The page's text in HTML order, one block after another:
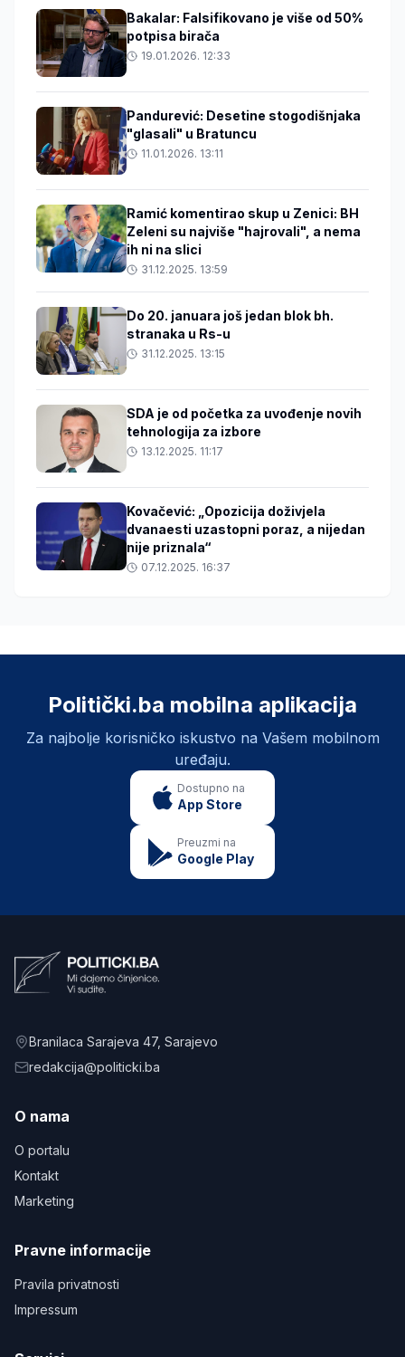
Bakalar: Falsifikovano je više od 50%
potpisa birača
19.01.2026. 12:33
Pandurević: Desetine stogodišnjaka
"glasali" u Bratuncu
11.01.2026. 13:11
Ramić komentirao skup u Zenici: BH
Zeleni su najviše "hajrovali", a nema
ih ni na slici
31.12.2025. 13:59
Do 20. januara još jedan blok bh.
stranaka u Rs-u
31.12.2025. 13:15
SDA je od početka za uvođenje novih
tehnologija za izbore
13.12.2025. 11:17
Kovačević: „Opozicija doživjela
dvanaesti uzastopni poraz, a nijedan
nije priznala“
07.12.2025. 16:37
Politički.ba mobilna aplikacija
Za najbolje korisničko iskustvo na Vašem mobilnom
uređaju.
Dostupno na
App Store
Preuzmi na
Google Play
Branilaca Sarajeva 47, Sarajevo
redakcija@politicki.ba
O nama
O portalu
Kontakt
Marketing
Pravne informacije
Pravila privatnosti
Impressum